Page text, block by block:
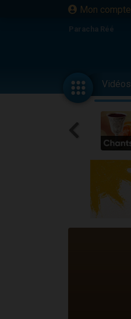
Mon compte
Paracha Réé
Vidéos